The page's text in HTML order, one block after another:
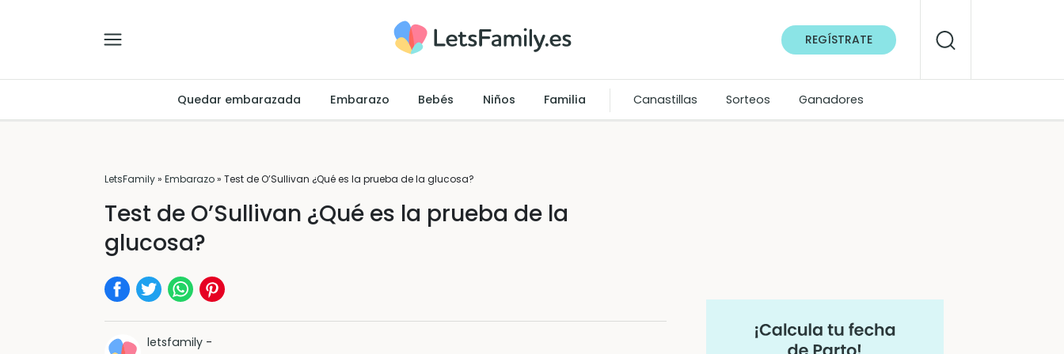
REGÍSTRATE
Quedar embarazada Embarazo Bebés Niños Familia Canastillas Sorteos Ganadores
LetsFamily» Embarazo» Test de O’Sullivan ¿Qué es la prueba de la glucosa?
Test de O’Sullivan ¿Qué es la prueba de la
glucosa?
letsfamily -